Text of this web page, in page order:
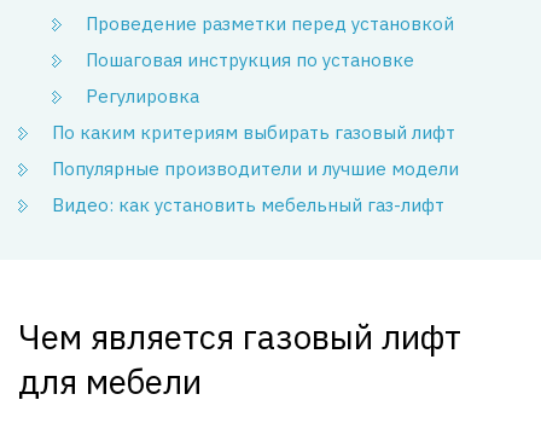
Проведение разметки перед установкой
Пошаговая инструкция по установке
Регулировка
По каким критериям выбирать газовый лифт
Популярные производители и лучшие модели
Видео: как установить мебельный газ-лифт
Чем является газовый лифт
для мебели